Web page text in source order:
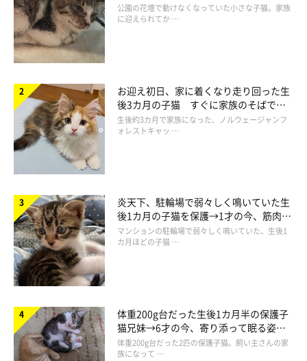
お迎え初日のしゃけくんとおかかくん。
@onigiri_dx
兄弟のおかかくん（現在5才）も一緒にお迎えすることにしまし
たが、本当はもう1匹、三兄弟のうちの1匹がいました。しかし、
住んでいるマンションの飼える上限が2匹だったため、泣く泣く
見送りになったそうです。
しゃけ・おかかという名前については、
ならないような名前をつけました」
きなかったもう1匹も含め、三兄弟みんなを対等に大切に思う気
持ちが込められています。
と“姉妹”のような関係に
公園の花壇で動けなくなっていた小さな子猫。家族
に迎えられてか …
お迎え初日、家に着くなり走り回った生
後3カ月の子猫 すぐに家族のそばで落
ち着く姿に「迎えてよかった」
生後約3カ月で家族になった、ノルウェージャンフ
ォレストキャッ …
炎天下、駐輪場で弱々しく鳴いていた生
後1カ月の子猫を保護→1才の今、筋肉質
でツンデレなコに成長
マンションの駐輪場で弱々しく鳴いていた、生後1
カ月ほどの子猫 …
体重200g台だった生後1カ月半の保護子
猫兄妹→6才の今、寄り添って眠る姿に
ほっこり！
体重200g台だった2匹の保護子猫。飼い主さんの家
族になって …